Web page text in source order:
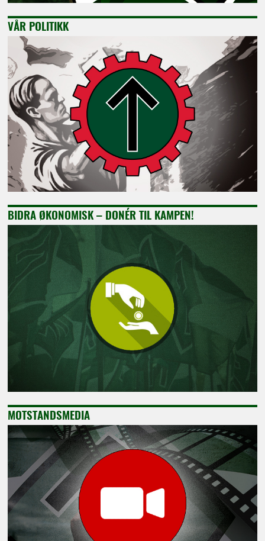
VÅR POLITIKK
BIDRA ØKONOMISK – DONÉR TIL KAMPEN!
MOTSTANDSMEDIA